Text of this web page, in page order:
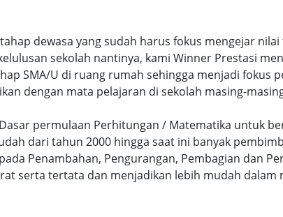
dewasa yang sudah harus fokus mengejar
sekolah nantinya, kami Winner Prestasi
SMA/U di ruang rumah sehingga menjadi fokus
dengan mata pelajaran di sekolah masing-
permulaan Perhitungan / Matematika untuk
dari tahun 2000 hingga saat ini banyak
Penambahan, Pengurangan, Pembagian dan
serta tertata dan menjadikan lebih mudah dalam